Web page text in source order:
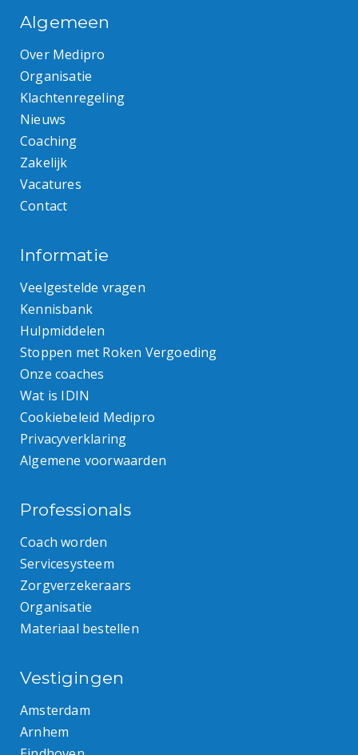
Algemeen
Over Medipro
Organisatie
Klachtenregeling
Nieuws
Coaching
Zakelijk
Vacatures
Contact
Informatie
Veelgestelde vragen
Kennisbank
Hulpmiddelen
Stoppen met Roken Vergoeding
Onze coaches
Wat is IDIN
Cookiebeleid Medipro
Privacyverklaring
Algemene voorwaarden
Professionals
Coach worden
Servicesysteem
Zorgverzekeraars
Organisatie
Materiaal bestellen
Vestigingen
Amsterdam
Arnhem